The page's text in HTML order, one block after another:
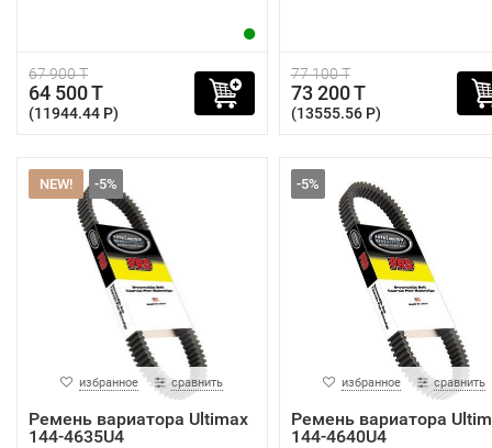
67 900 T
64 500 T
(11944.44 P)
77 100 T
73 200 T
(13555.56 P)
NEW! -5%
избранное сравнить
Ремень вариатора Ultimax
144-4635U4
-5%
избранное сравнить
Ремень вариатора
144-4640U4